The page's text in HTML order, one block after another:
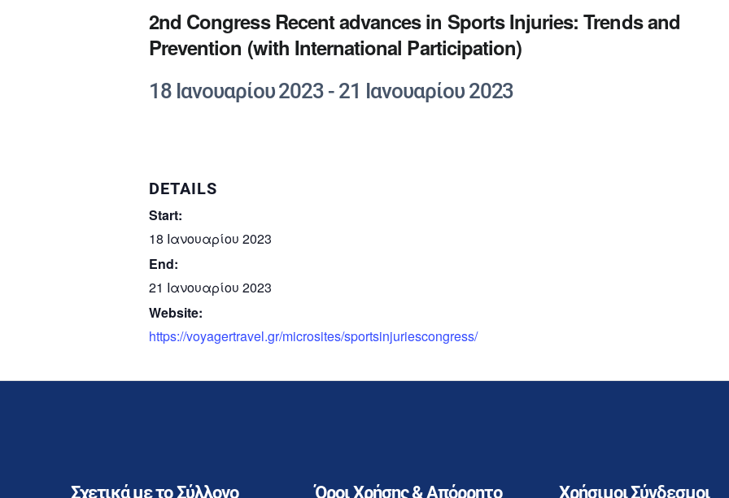
2nd Congress Recent advances in Sports Injuries: Trends and
Prevention (with International Participation)
18 Ιανουαρίου 2023 - 21 Ιανουαρίου 2023
DETAILS
Start:
18 Ιανουαρίου 2023
End:
21 Ιανουαρίου 2023
Website:
https://voyagertravel.gr/microsites/sportsinjuriescongress/
Σχετικά με το Σύλλογο Όροι Χρήσης & Απόρρητο Χρήσιμοι Σύνδεσμοι